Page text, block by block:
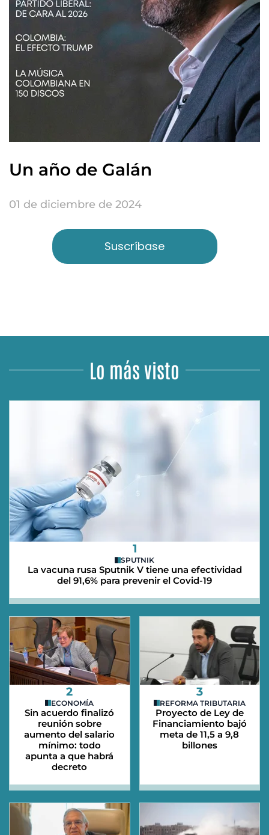
Un año de Galán
01 de diciembre de 2024
Suscríbase
Lo más visto
1
SPUTNIK
La vacuna rusa Sputnik V tiene una efectividad
del 91,6% para prevenir el Covid-19
2
ECONOMÍA
Sin acuerdo finalizó
reunión sobre
aumento del salario
mínimo: todo
apunta a que habrá
decreto
3
REFORMA TRIBUTARIA
Proyecto de Ley de
Financiamiento bajó
meta de 11,5 a 9,8
billones